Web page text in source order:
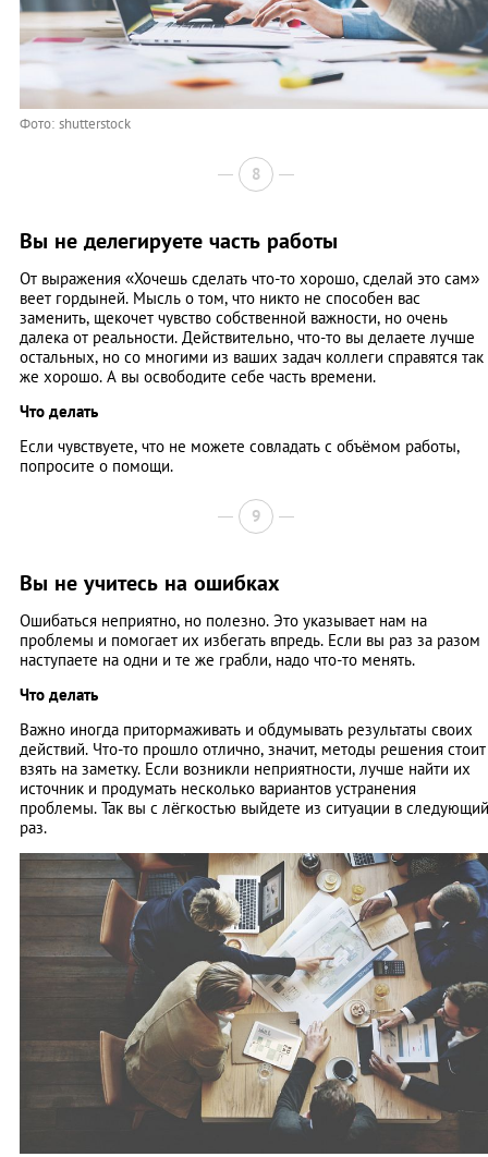
Фото: shutterstock
8
Вы не делегируете часть работы
От выражения «Хочешь сделать что-то хорошо, сделай это сам»
веет гордыней. Мысль о том, что никто не способен вас
заменить, щекочет чувство собственной важности, но очень
далека от реальности. Действительно, что-то вы делаете лучше
остальных, но со многими из ваших задач коллеги справятся так
же хорошо. А вы освободите себе часть времени.
Что делать
Если чувствуете, что не можете совладать с объёмом работы,
попросите о помощи.
9
Вы не учитесь на ошибках
Ошибаться неприятно, но полезно. Это указывает нам на
проблемы и помогает их избегать впредь. Если вы раз за разом
наступаете на одни и те же грабли, надо что-то менять.
Что делать
Важно иногда притормаживать и обдумывать результаты своих
действий. Что-то прошло отлично, значит, методы решения стоит
взять на заметку. Если возникли неприятности, лучше найти их
источник и продумать несколько вариантов устранения
проблемы. Так вы с лёгкостью выйдете из ситуации в следующий
раз.